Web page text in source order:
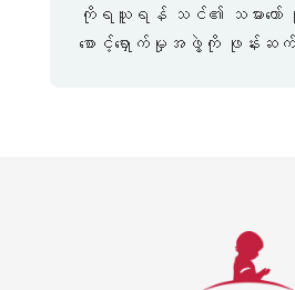
ကိုရယူရန် သင်၏ သမားတေ
စောင့်ရှောက်မှုအဖွဲ့ကို ဖုန်းဆက်